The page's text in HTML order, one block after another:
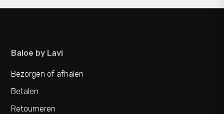
Baloe by Lavi
Bezorgen of afhalen
Betalen
Retourneren